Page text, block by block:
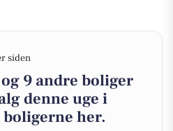
siden
9 andre boliger
denne uge i
boligerne her.